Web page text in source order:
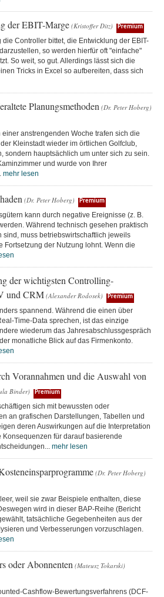
der EBIT-Marge (Kristoffer Ditz) Premium
Controller bittet, die Entwicklung der EBIT-
so werden hierfür oft "einfache"
So weit, so gut. Allerdings lässt sich die
Tricks in Excel so aufbereiten, dass sich
Planungsmethoden (Dr. Peter Hoberg)
anstrengenden Woche trafen sich die
Kleinstadt wieder im örtlichen Golfclub,
sondern hauptsächlich um unter sich zu sein.
und wurde von Ihrer
mehr lesen
(Dr. Peter Hoberg) Premium
kann durch negative Ereignisse (z. B.
Während technisch gesehen praktisch
sind, muss betriebswirtschaftlich jeweils
Fortsetzung der Nutzung lohnt. Wenn die
der wichtigsten Controlling-
und CRM (Alexander Rodosek) Premium
spannend. Während die einen über
Time-Data sprechen, ist das einzige
wiederum das Jahresabschlussgespräch
monatliche Blick auf das Firmenkonto.
Vorannahmen und die Auswahl von
Binder) Premium
sich mit bewussten oder
an grafischen Darstellungen, Tabellen und
deren Auswirkungen auf die Interpretation
für darauf basierende
mehr lesen
(Dr. Peter Hoberg)
weil sie zwar Beispiele enthalten, diese
wird in dieser BAP-Reihe (Bericht
tatsächliche Gegebenheiten aus der
und Verbesserungen vorzuschlagen.
oder Abonnenten (Mateusz Tokarski)
Cashflow-Bewertungsverfahrens (DCF-